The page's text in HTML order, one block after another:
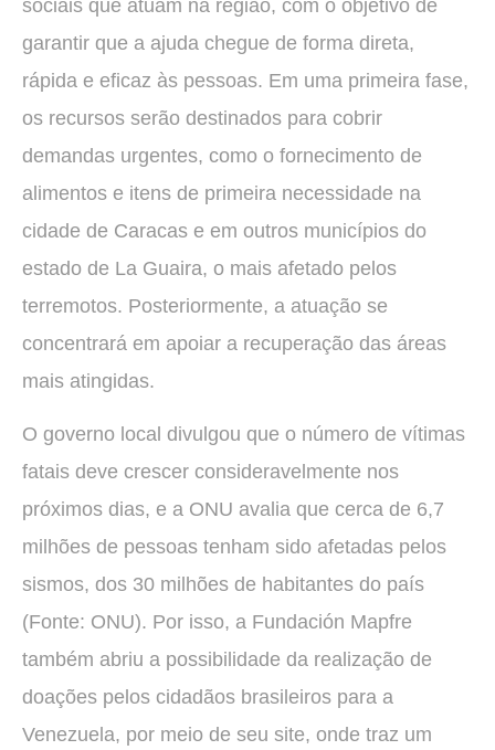
sociais que atuam na região, com o objetivo de
garantir que a ajuda chegue de forma direta,
rápida e eficaz às pessoas. Em uma primeira fase,
os recursos serão destinados para cobrir
demandas urgentes, como o fornecimento de
alimentos e itens de primeira necessidade na
cidade de Caracas e em outros municípios do
estado de La Guaira, o mais afetado pelos
terremotos. Posteriormente, a atuação se
concentrará em apoiar a recuperação das áreas
mais atingidas.
O governo local divulgou que o número de vítimas
fatais deve crescer consideravelmente nos
próximos dias, e a ONU avalia que cerca de 6,7
milhões de pessoas tenham sido afetadas pelos
sismos, dos 30 milhões de habitantes do país
(Fonte: ONU). Por isso, a Fundación Mapfre
também abriu a possibilidade da realização de
doações pelos cidadãos brasileiros para a
Venezuela, por meio de seu site, onde traz um